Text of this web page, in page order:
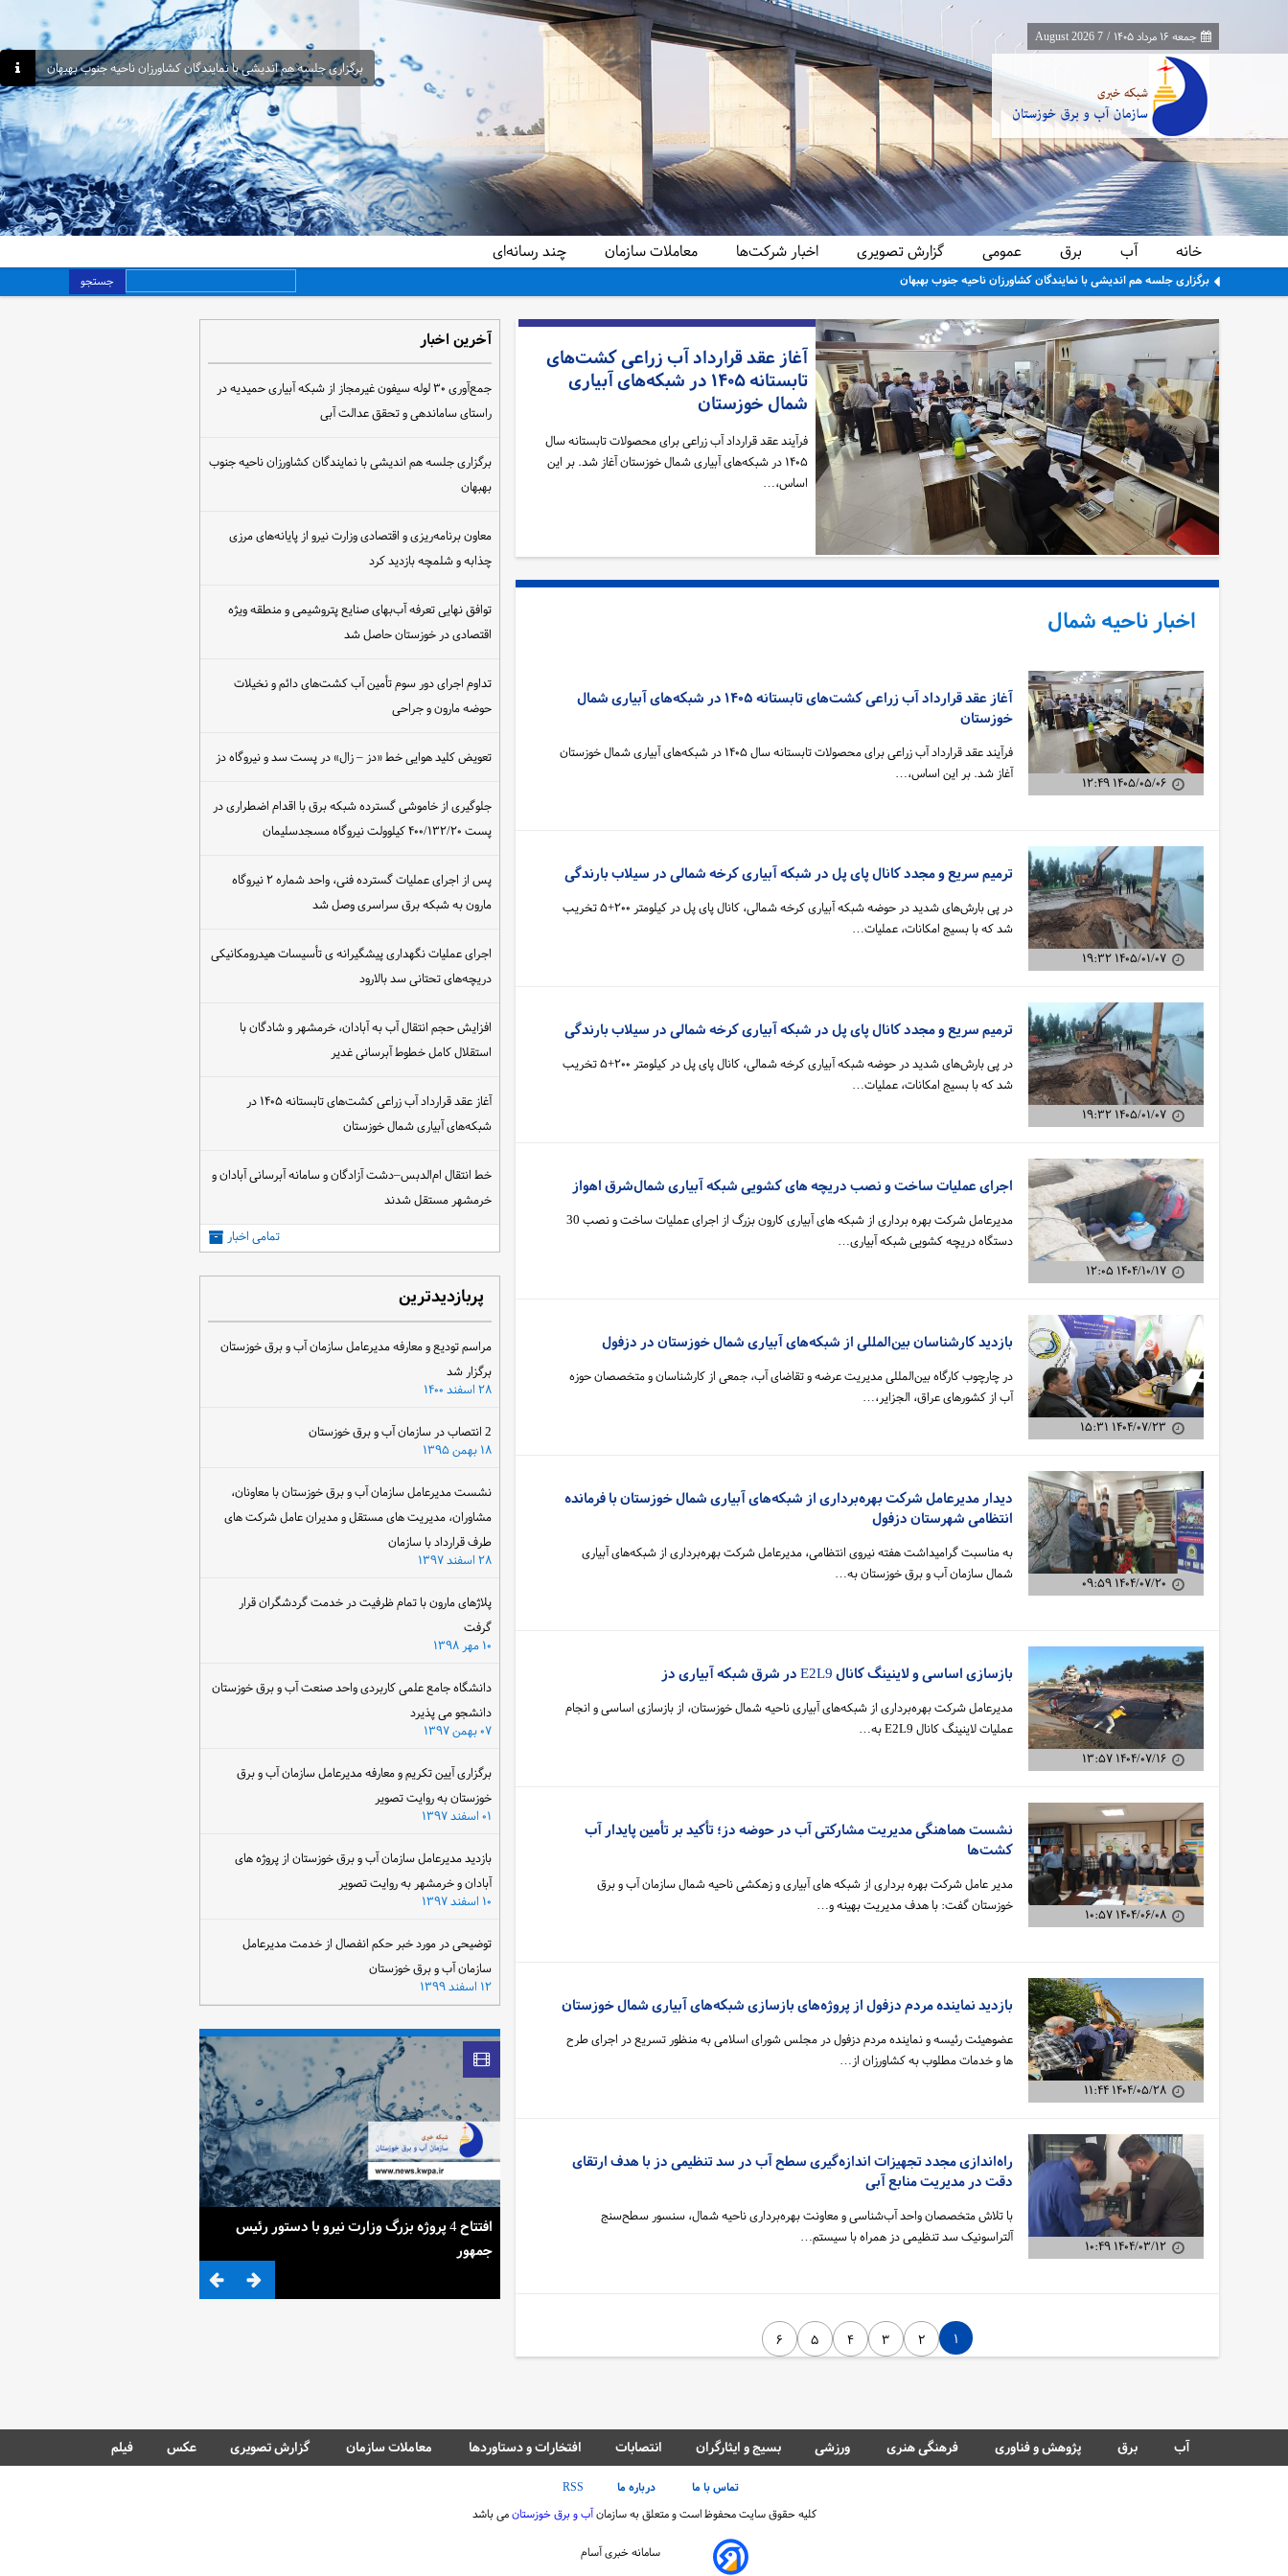
جمعه ۱۶ مرداد ۱۴۰۵ /
7 August 2026
برگزاری جلسه هم اندیشی با نمایندگان کشاورزان ناحیه جنوب بهبهان
خانه آب برق عمومی گزارش تصویری اخبار شرکت‌ها معاملات سازمان چند رسانه‌ای
معاون برنامه‌ریزی و اقتصادی وزارت نیرو از پایانه‌های مرزی چذابه و شلمچه بازدید کرد جستجو
آغاز عقد قرارداد آب زراعی کشت‌های
تابستانه ۱۴۰۵ در شبکه‌های آبیاری
شمال خوزستان
فرآیند عقد قرارداد آب زراعی برای محصولات تابستانه سال
۱۴۰۵ در شبکه‌های آبیاری شمال خوزستان آغاز شد. بر این
اساس،…
اخبار ناحیه شمال
۱۴۰۵/۰۵/۰۶ ۱۲:۴۹
آغاز عقد قرارداد آب زراعی کشت‌های تابستانه ۱۴۰۵ در شبکه‌های آبیاری شمال
خوزستان
فرآیند عقد قرارداد آب زراعی برای محصولات تابستانه سال ۱۴۰۵ در شبکه‌های آبیاری شمال خوزستان
آغاز شد. بر این اساس،…
۱۴۰۵/۰۱/۰۷ ۱۹:۳۲
ترمیم سریع و مجدد کانال پای پل در شبکه آبیاری کرخه شمالی در سیلاب بارندگی
در پی بارش‌های شدید در حوضه شبکه آبیاری کرخه شمالی، کانال پای پل در کیلومتر ۲۰۰+۵ تخریب
شد که با بسیج امکانات، عملیات…
۱۴۰۵/۰۱/۰۷ ۱۹:۳۲
ترمیم سریع و مجدد کانال پای پل در شبکه آبیاری کرخه شمالی در سیلاب بارندگی
در پی بارش‌های شدید در حوضه شبکه آبیاری کرخه شمالی، کانال پای پل در کیلومتر ۲۰۰+۵ تخریب
شد که با بسیج امکانات، عملیات…
۱۴۰۴/۱۰/۱۷ ۱۲:۰۵
اجرای عملیات ساخت و نصب دریچه های کشویی شبکه آبیاری شمال‌شرق اهواز
مدیرعامل شرکت بهره برداری از شبکه های آبیاری کارون بزرگ از اجرای عملیات ساخت و نصب 30
دستگاه دریچه کشویی شبکه آبیاری…
۱۴۰۴/۰۷/۲۳ ۱۵:۳۱
بازدید کارشناسان بین‌المللی از شبکه‌های آبیاری شمال خوزستان در دزفول
در چارچوب کارگاه بین‌المللی مدیریت عرضه و تقاضای آب، جمعی از کارشناسان و متخصصان حوزه
آب از کشورهای عراق، الجزایر،…
۱۴۰۴/۰۷/۲۰ ۰۹:۵۹
دیدار مدیرعامل شرکت بهره‌برداری از شبکه‌های آبیاری شمال خوزستان با فرمانده
انتظامی شهرستان دزفول
به مناسبت گرامیداشت هفته نیروی انتظامی، مدیرعامل شرکت بهره‌برداری از شبکه‌های آبیاری
شمال سازمان آب و برق خوزستان به…
۱۴۰۴/۰۷/۱۶ ۱۳:۵۷
بازسازی اساسی و لاینینگ کانال E2L9 در شرق شبکه آبیاری دز
مدیرعامل شرکت بهره‌برداری از شبکه‌های آبیاری ناحیه شمال خوزستان، از بازسازی اساسی و انجام
عملیات لاینینگ کانال E2L9 به…
۱۴۰۴/۰۶/۰۸ ۱۰:۵۷
نشست هماهنگی مدیریت مشارکتی آب در حوضه دز؛ تأکید بر تأمین پایدار آب
کشت‌ها
مدیر عامل شرکت بهره برداری از شبکه های آبیاری و زهکشی ناحیه شمال سازمان آب و برق
خوزستان گفت: با هدف مدیریت بهینه و…
۱۴۰۴/۰۵/۲۸ ۱۱:۴۴
بازدید نماینده مردم دزفول از پروژه‌های بازسازی شبکه‌های آبیاری شمال خوزستان
عضوهیئت رئیسه و نماینده مردم دزفول در مجلس شورای اسلامی به منظور تسریع در اجرای طرح
ها و خدمات مطلوب به کشاورزان از…
۱۴۰۴/۰۳/۱۲ ۱۰:۴۹
راه‌اندازی مجدد تجهیزات اندازه‌گیری سطح آب در سد تنظیمی دز با هدف ارتقای
دقت در مدیریت منابع آبی
با تلاش متخصصان واحد آب‌شناسی و معاونت بهره‌برداری ناحیه شمال، سنسور سطح‌سنج
آلتراسونیک سد تنظیمی دز همراه با سیستم…
۱ ۲ ۳ ۴ ۵ ۶
آخرین اخبار
جمع‌آوری ۳۰ لوله سیفون غیرمجاز از شبکه آبیاری حمیدیه در
راستای ساماندهی و تحقق عدالت آبی
برگزاری جلسه هم اندیشی با نمایندگان کشاورزان ناحیه جنوب
بهبهان
معاون برنامه‌ریزی و اقتصادی وزارت نیرو از پایانه‌های مرزی
چذابه و شلمچه بازدید کرد
توافق نهایی تعرفه آب‌بهای صنایع پتروشیمی و منطقه ویژه
اقتصادی در خوزستان حاصل شد
تداوم اجرای دور سوم تأمین آب کشت‌های دائم و نخیلات
حوضه مارون و جراحی
تعویض کلید هوایی خط «دز – زال» در پست سد و نیروگاه دز
جلوگیری از خاموشی گسترده شبکه برق با اقدام اضطراری در
پست ۴۰۰/۱۳۲/۲۰ کیلوولت نیروگاه مسجدسلیمان
پس از اجرای عملیات گسترده فنی، واحد شماره ۲ نیروگاه
مارون به شبکه برق سراسری وصل شد
اجرای عملیات نگهداری پیشگیرانه ی تأسیسات هیدرومکانیکی
دریچه‌های تحتانی سد بالارود
افزایش حجم انتقال آب به آبادان، خرمشهر و شادگان با
استقلال کامل خطوط آبرسانی غدیر
آغاز عقد قرارداد آب زراعی کشت‌های تابستانه ۱۴۰۵ در
شبکه‌های آبیاری شمال خوزستان
خط انتقال ام‌الدبس–دشت آزادگان و سامانه آبرسانی آبادان و
خرمشهر مستقل شدند
تمامی اخبار
پربازدیدترین
مراسم تودیع و معارفه مدیرعامل سازمان آب و برق خوزستان
برگزار شد
۲۸ اسفند ۱۴۰۰
2 انتصاب در سازمان آب و برق خوزستان
۱۸ بهمن ۱۳۹۵
نشست مدیرعامل سازمان آب و برق خوزستان با معاونان،
مشاوران، مدیریت های مستقل و مدیران عامل شرکت های
طرف قرارداد با سازمان
۲۸ اسفند ۱۳۹۷
پلاژهای مارون با تمام ظرفیت در خدمت گردشگران قرار
گرفت
۱۰ مهر ۱۳۹۸
دانشگاه جامع علمی کاربردی واحد صنعت آب و برق خوزستان
دانشجو می پذیرد
۰۷ بهمن ۱۳۹۷
برگزاری آیین تکریم و معارفه مدیرعامل سازمان آب و برق
خوزستان به روایت تصویر
۰۱ اسفند ۱۳۹۷
بازدید مدیرعامل سازمان آب و برق خوزستان از پروژه های
آبادان و خرمشهر به روایت تصویر
۱۰ اسفند ۱۳۹۷
توضیحی در مورد خبر حکم انفصال از خدمت مدیرعامل
سازمان آب و برق خوزستان
۱۲ اسفند ۱۳۹۹
افتتاح 4 پروژه بزرگ وزارت نیرو با دستور رئیس
جمهور
استمرار روشنایی خانه‌ها در گرمای تابستان سهم مردم در نجات آب
آب برق پژوهش و فناوری فرهنگی هنری ورزشی بسیج و ایثارگران انتصابات افتخارات و دستاوردها معاملات سازمان گزارش تصویری عکس فیلم
تماس با ما درباره ما
RSS
کلیه حقوق سایت محفوظ است و متعلق به سازمانآب و برق خوزستانمی باشد
سامانه خبری آسام